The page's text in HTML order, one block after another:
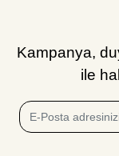
Kampanya,
ile